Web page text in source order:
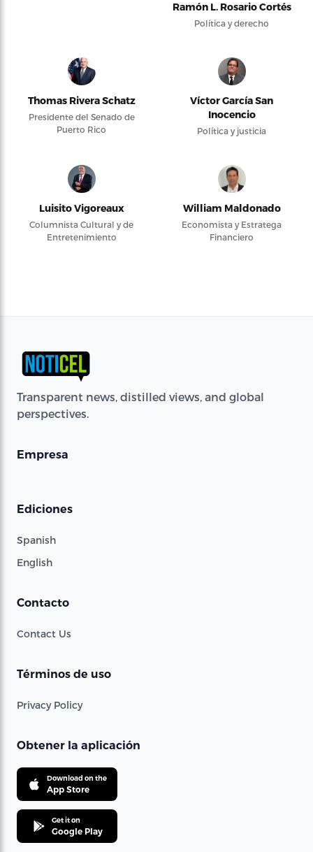
Ramón L. Rosario Cortés
Política y derecho
Thomas Rivera Schatz
Presidente del Senado de
Puerto Rico
Víctor García San
Inocencio
Política y justicia
Luisito Vigoreaux
Columnista Cultural y de
Entretenimiento
William Maldonado
Economista y Estratega
Financiero
Transparent news, distilled views, and global
perspectives.
Empresa
Ediciones
Spanish
English
Contacto
Contact Us
Términos de uso
Privacy Policy
Obtener la aplicación
Download on the
App Store
Get it on
Google Play